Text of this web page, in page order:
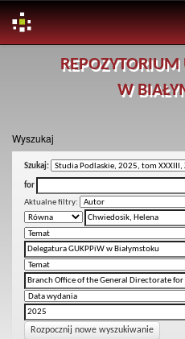
REPOZYTORIUM
W
Wyszukaj
Szukaj:
for
Aktualne filtry:
Rozpocznij nowe wyszukiwanie